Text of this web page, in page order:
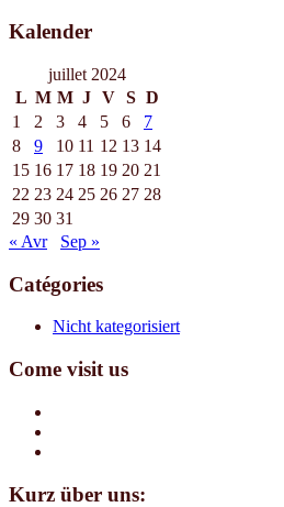
Kalender
juillet 2024
L M M J V S D
1
2 3 4 5 6
7
8
9 10 11 12 13 14
15 16 17 18 19 20 21
22 23 24 25 26 27 28
29 30 31
« Avr
Sep »
Catégories
Nicht kategorisiert
Come visit us
Kurz über uns: